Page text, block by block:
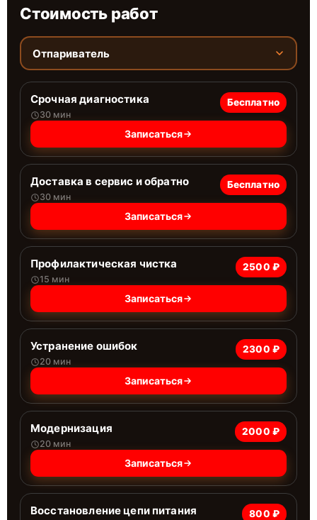
Стоимость работ
Отпариватель
Срочная диагностика
30 мин
Бесплатно
Записаться
Доставка в сервис и обратно
30 мин
Бесплатно
Записаться
Профилактическая чистка
15 мин
2500 ₽
Записаться
Устранение ошибок
20 мин
2300 ₽
Записаться
Модернизация
20 мин
2000 ₽
Записаться
Восстановление цепи питания 800 ₽